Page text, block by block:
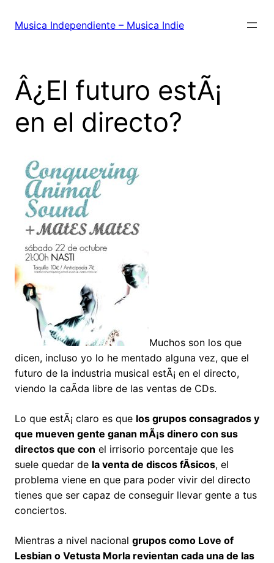
Musica Independiente – Musica Indie
Â¿El futuro estÃ¡
en el directo?
Muchos son los que
dicen, incluso yo lo he mentado alguna vez, que el
futuro de la industria musical estÃ¡ en el directo,
viendo la caÃ­da libre de las ventas de CDs.
Lo que estÃ¡ claro es que los grupos consagrados y
que mueven gente ganan mÃ¡s dinero con sus
directos que con el irrisorio porcentaje que les
suele quedar de la venta de discos fÃ­sicos, el
problema viene en que para poder vivir del directo
tienes que ser capaz de conseguir llevar gente a tus
conciertos.
Mientras a nivel nacional grupos como Love of
Lesbian o Vetusta Morla revientan cada una de las